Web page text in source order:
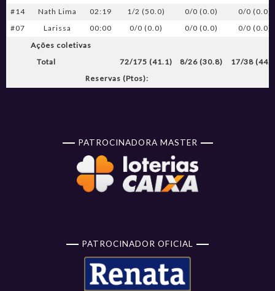
#14
Nath Lima 02:19 1/2 (50.0) 0/0 (0.0)
0/0 (0.0)
#07
Larissa 00:00 0/0 (0.0) 0/0 (0.0)
0/0 (0.0)
Ações coletivas
Total
72/175 (41.1) 8/26 (30.8)
17/38
Reservas (Ptos):
PATROCINADORA MASTER
PATROCINADOR OFICIAL